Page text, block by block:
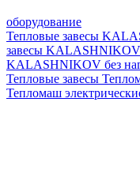
оборудование
Тепловые завесы
завесы
KALASHNIKOV без
Тепловые завесы
Тепломаш